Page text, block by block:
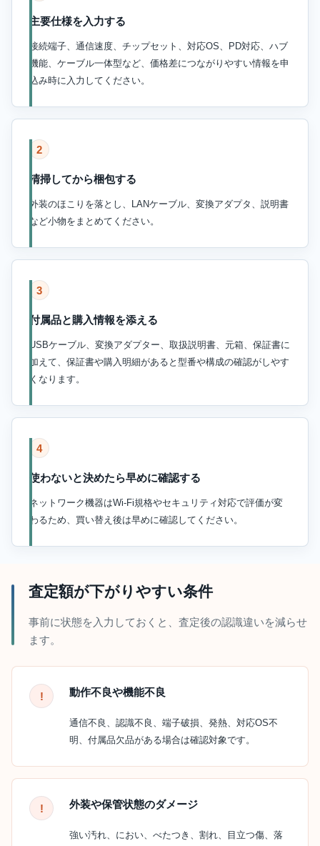
主要仕様を入力する
接続端子、通信速度、チップセット、対応OS、PD対応、ハブ
機能、ケーブル一体型など、価格差につながりやすい情報を申
込み時に入力してください。
2
清掃してから梱包する
外装のほこりを落とし、LANケーブル、変換アダプタ、説明書
など小物をまとめてください。
3
付属品と購入情報を添える
USBケーブル、変換アダプター、取扱説明書、元箱、保証書に
加えて、保証書や購入明細があると型番や構成の確認がしやす
くなります。
4
使わないと決めたら早めに確認する
ネットワーク機器はWi-Fi規格やセキュリティ対応で評価が変
わるため、買い替え後は早めに確認してください。
査定額が下がりやすい条件
事前に状態を入力しておくと、査定後の認識違いを減らせ
ます。
動作不良や機能不良
通信不良、認識不良、端子破損、発熱、対応OS不
明、付属品欠品がある場合は確認対象です。
外装や保管状態のダメージ
強い汚れ、におい、べたつき、割れ、目立つ傷、落